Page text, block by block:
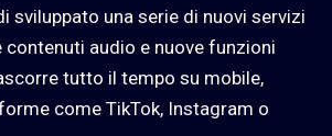
sviluppato una serie di nuovi servizi
contenuti audio e nuove funzioni
tutto il tempo su mobile,
come TikTok, Instagram o